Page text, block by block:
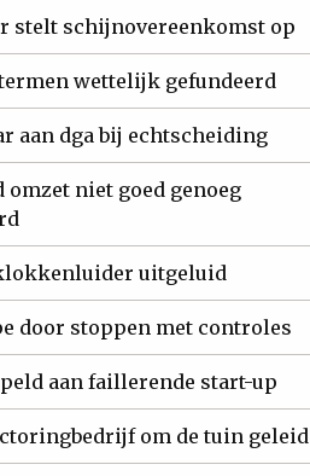
stelt schijnovereenkomst op
wettelijk gefundeerd
aan dga bij echtscheiding
niet goed genoeg
uitgeluid
door stoppen met controles
aan faillerende start-up
om de tuin geleid